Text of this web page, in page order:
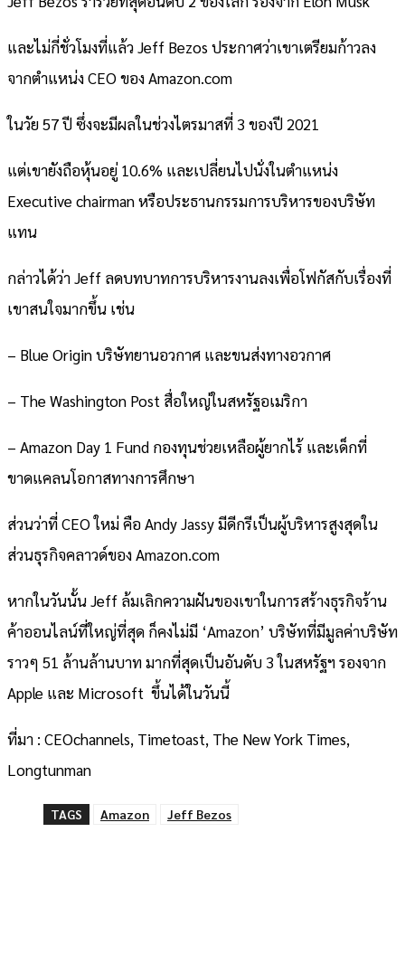
และไม่กี่ชั่วโมงที่แล้ว Jeff Bezos ประกาศว่าเขาเตรียมก้าวลง
จากตำแหน่ง CEO ของ Amazon.com
ในวัย 57 ปี ซึ่งจะมีผลในช่วงไตรมาสที่ 3 ของปี 2021
แต่เขายังถือหุ้นอยู่ 10.6% และเปลี่ยนไปนั่งในตำแหน่ง
Executive chairman หรือประธานกรรมการบริหารของบริษัท
แทน
กล่าวได้ว่า Jeff ลดบทบาทการบริหารงานลงเพื่อโฟกัสกับเรื่องที่
เขาสนใจมากขึ้น เช่น
– Blue Origin บริษัทยานอวกาศ และขนส่งทางอวกาศ
– The Washington Post สื่อใหญ่ในสหรัฐอเมริกา
– Amazon Day 1 Fund กองทุนช่วยเหลือผู้ยากไร้ และเด็กที่
ขาดแคลนโอกาสทางการศึกษา
ส่วนว่าที่ CEO ใหม่ คือ Andy Jassy มีดีกรีเป็นผู้บริหารสูงสุดใน
ส่วนธุรกิจคลาวด์ของ Amazon.com
หากในวันนั้น Jeff ล้มเลิกความฝันของเขาในการสร้างธุรกิจร้าน
ค้าออนไลน์ที่ใหญ่ที่สุด ก็คงไม่มี ‘Amazon’ บริษัทที่มีมูลค่าบริษัท
ราวๆ 51 ล้านล้านบาท มากที่สุดเป็นอันดับ 3 ในสหรัฐฯ รองจาก
Apple และ Microsoft ขึ้นได้ในวันนี้
ที่มา : CEOchannels, Timetoast, The New York Times,
Longtunman
TAGS Amazon Jeff Bezos